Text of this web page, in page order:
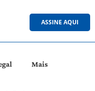
ASSINE AQUI
Mais